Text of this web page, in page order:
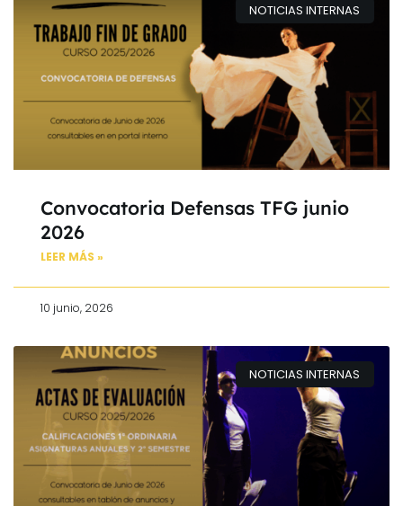
NOTICIAS INTERNAS
Convocatoria Defensas TFG junio
2026
LEER MÁS »
10 junio, 2026
NOTICIAS INTERNAS